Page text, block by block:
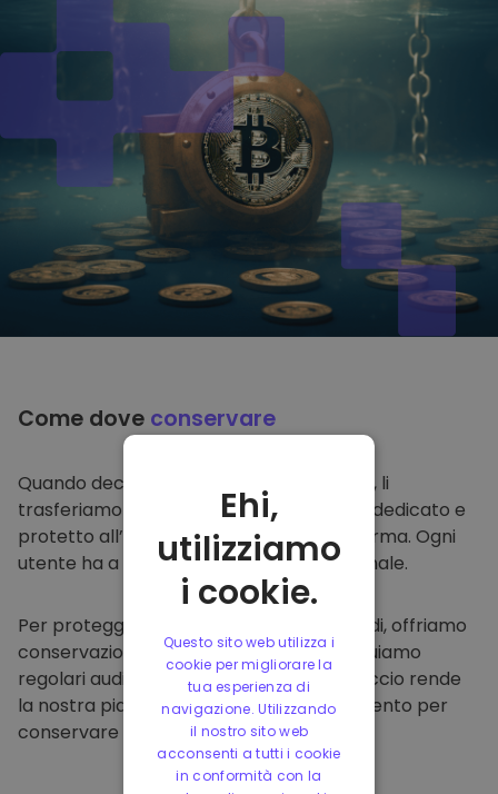
Come dove conservare
Quando decidi di comprare su
, li
trasferiamo direttamente nel tuo wallet dedicato e
protetto all’interno della nostra piattaforma. Ogni
utente ha a disposizione un wallet personale.
Per proteggere i nostri clienti e i loro fondi, offriamo
conservazione offline protetta ed effettuiamo
regolari audit di sicurezza. Questo approccio rende
la nostra piattaforma un punto di riferimento per
conservare e altre criptovalute.
Ehi,
utilizziamo
i cookie.
Questo sito web utilizza i
cookie per migliorare la
tua esperienza di
navigazione. Utilizzando
il nostro sito web
acconsenti a tutti i cookie
in conformità con la